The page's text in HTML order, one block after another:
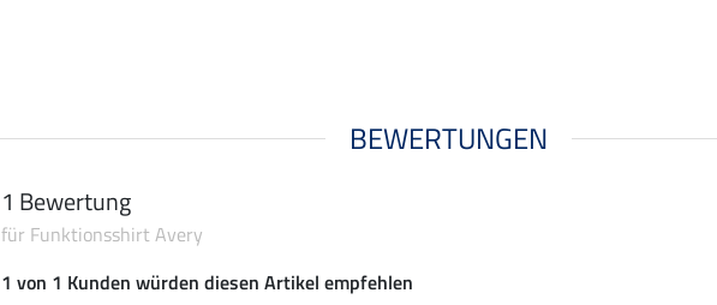
BEWERTUNGEN
1 Bewertung
für Funktionsshirt Avery
1 von 1 Kunden würden diesen Artikel empfehlen